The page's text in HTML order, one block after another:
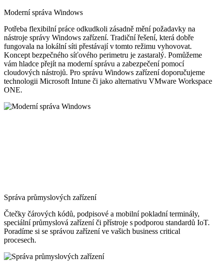
Moderní správa Windows
Potřeba flexibilní práce odkudkoli zásadně mění požadavky na
nástroje správy Windows zařízení. Tradiční řešení, která dobře
fungovala na lokální síti přestávají v tomto režimu vyhovovat.
Koncept bezpečného síťového perimetru je zastaralý. Pomůžeme
vám hladce přejít na moderní správu a zabezpečení pomocí
cloudových nástrojů. Pro správu Windows zařízení doporučujeme
technologii Microsoft Intune či jako alternativu VMware Workspace
ONE.
Správa průmyslových zařízení
Čtečky čárových kódů, podpisové a mobilní pokladní terminály,
speciální průmyslová zařízení či přístroje s podporou standardů IoT.
Poradíme si se správou zařízení ve vašich business critical
procesech.